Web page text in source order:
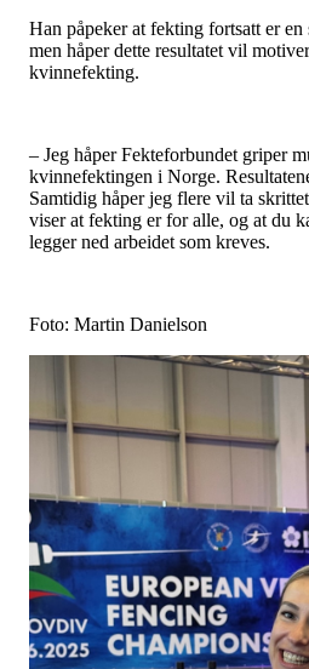
Han påpeker at fekting fortsatt er
men håper dette resultatet vil
kvinnefekting.
– Jeg håper Fekteforbundet griper
kvinnefektingen i Norge.
Samtidig håper jeg flere vil ta
viser at fekting er for alle, og at du
legger ned arbeidet som kreves.
Foto: Martin Danielson